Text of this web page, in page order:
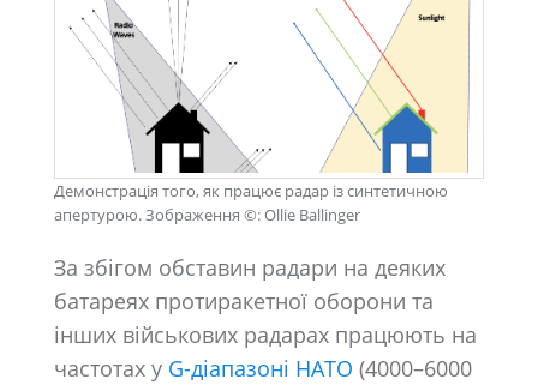
Демонстрація того, як працює радар із синтетичною
апертурою. Зображення ©: Ollie Ballinger
За збігом обставин радари на деяких
батареях протиракетної оборони та
інших військових радарах працюють на
частотах у G-діапазоні НАТО (4000–6000